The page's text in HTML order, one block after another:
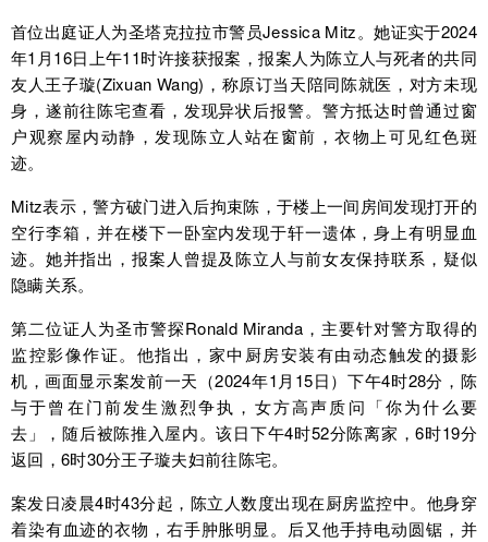
首位出庭证人为圣塔克拉拉市警员Jessica Mitz。她证实于2024
年1月16日上午11时许接获报案，报案人为陈立人与死者的共同
友人王子璇(Zixuan Wang)，称原订当天陪同陈就医，对方未现
身，遂前往陈宅查看，发现异状后报警。警方抵达时曾通过窗
户观察屋内动静，发现陈立人站在窗前，衣物上可见红色斑
迹。
Mitz表示，警方破门进入后拘束陈，于楼上一间房间发现打开的
空行李箱，并在楼下一卧室内发现于轩一遗体，身上有明显血
迹。她并指出，报案人曾提及陈立人与前女友保持联系，疑似
隐瞒关系。
第二位证人为圣市警探Ronald Miranda，主要针对警方取得的
监控影像作证。他指出，家中厨房安装有由动态触发的摄影
机，画面显示案发前一天（2024年1月15日）下午4时28分，陈
与于曾在门前发生激烈争执，女方高声质问「你为什么要
去」，随后被陈推入屋内。该日下午4时52分陈离家，6时19分
返回，6时30分王子璇夫妇前往陈宅。
案发日凌晨4时43分起，陈立人数度出现在厨房监控中。他身穿
着染有血迹的衣物，右手肿胀明显。后又他手持电动圆锯，并